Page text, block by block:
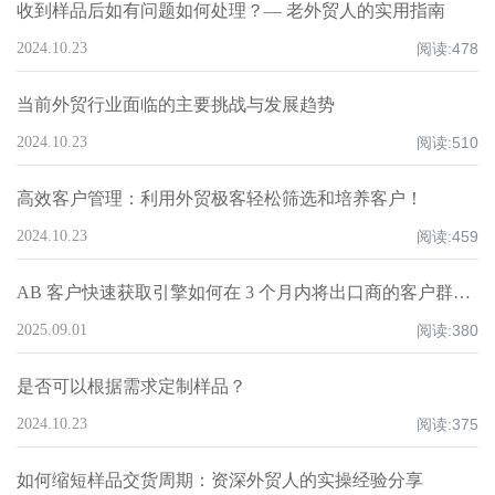
收到样品后如有问题如何处理？— 老外贸人的实用指南
2024.10.23 阅读:478
当前外贸行业面临的主要挑战与发展趋势
2024.10.23 阅读:510
高效客户管理：利用外贸极客轻松筛选和培养客户！
2024.10.23 阅读:459
AB 客户快速获取引擎如何在 3 个月内将出口商的客户群扩大 200%
2025.09.01 阅读:380
是否可以根据需求定制样品？
2024.10.23 阅读:375
如何缩短样品交货周期：资深外贸人的实操经验分享